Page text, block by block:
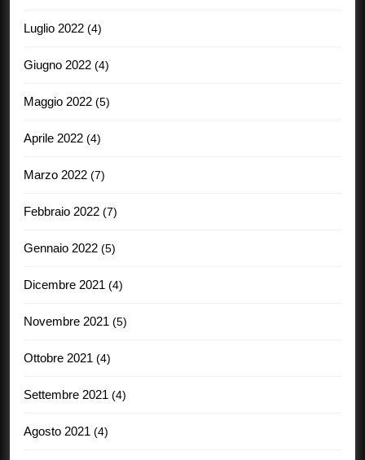
Luglio 2022 (4)
Giugno 2022 (4)
Maggio 2022 (5)
Aprile 2022 (4)
Marzo 2022 (7)
Febbraio 2022 (7)
Gennaio 2022 (5)
Dicembre 2021 (4)
Novembre 2021 (5)
Ottobre 2021 (4)
Settembre 2021 (4)
Agosto 2021 (4)